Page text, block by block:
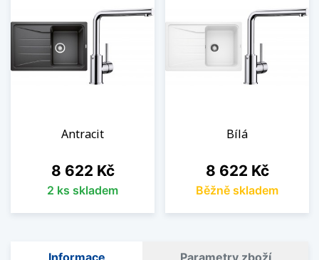
Antracit
Cena
8 622 Kč
2 ks skladem
Bílá
Cena
8 622 Kč
Běžně skladem